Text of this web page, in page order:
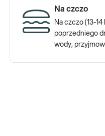
D metabolit 25(OH).
przypadłości pozwalają na
większej dawki ruchu,
Profilaktyczne
zadbanie o siebie w taki
w pakiecie badań
Na czczo
Na czczo (13-
poprzedniego
wody,